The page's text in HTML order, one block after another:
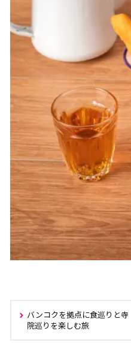
バンコクを拠点に食巡りと寺
院巡りを楽しむ旅